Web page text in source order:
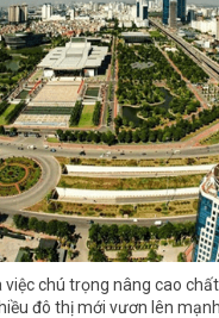
chú trọng nâng cao
đô thị mới vươn lên